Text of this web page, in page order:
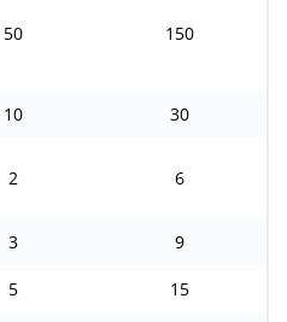
50 150
10 30
2 6
3 9
5 15